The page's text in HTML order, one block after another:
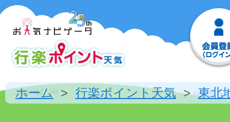
ホーム 行楽ポイント天気 東北